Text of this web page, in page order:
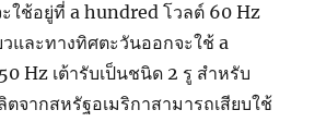
ะใช้อยู่ที่ a hundred โวลต์ 60 Hz
วและทางทิศตะวันออกจะใช้ a
Hz เต้ารับเป็นชนิด 2 รู สำหรับ
จากสหรัฐอเมริกาสามารถเสียบใช้